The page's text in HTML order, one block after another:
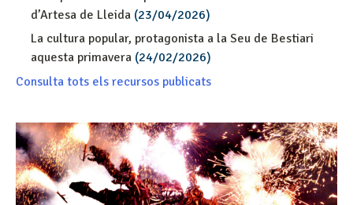
d’Artesa de Lleida (23/04/2026)
La cultura popular, protagonista a la Seu de Bestiari
aquesta primavera (24/02/2026)
Consulta tots els recursos publicats